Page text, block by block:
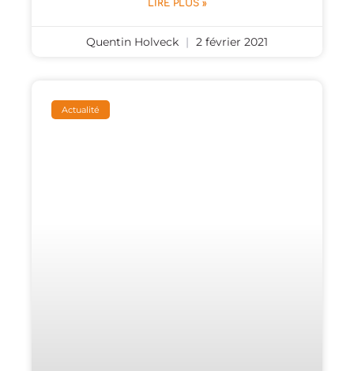
LIRE PLUS »
Quentin Holveck 2 février 2021
Actualité